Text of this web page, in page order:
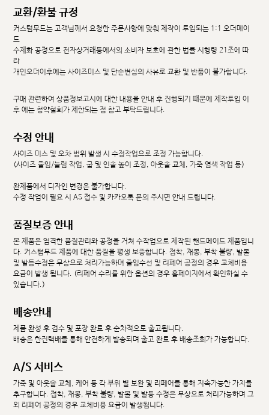
교환/환불 규정
커스텀무드는 고객님께서 요청한 주문사항에 맞춰 제작이 투입되는 1:1 오더메이
드
수제화 공정으로 전자상거래등에서의 소비자 보호에 관한 법률 시행령 21조에 따
라
개인오더이후에는 사이즈미스 및 단순변심의 사유로 교환 및 반품이 불가합니다.
구매 관련하여 상품정보고시에 대한 내용을 안내 후 진행되기 때문에 제작투입 이
후 에는 청약철회가 제한되는 점 참고 부탁드립니다.
수정 안내
사이즈 미스 및 오차 범위 발생 시 수정작업으로 조정 가능합니다.
(사이즈 줄임/늘림 작업, 굽 및 인솔 높이 조정, 아웃솔 교체, 가죽 염색 작업 등)
완제품에서 디자인 변경은 불가합니다.
수정 작업이 필요 시 AS 접수 및 카카오톡 문의 주시면 안내 드립니다.
품질보증 안내
본 제품은 엄격한 품질관리와 공정을 거쳐 수작업으로 제작된 핸드메이드 제품입니
다. 커스텀무드 제품에 대한 품질을 평생 보증합니다. 접착, 재봉, 부착 불량, 발볼
및 발등수정은 무상으로 처리가능하며 줄임수선 및 리페어 공정의 경우 교체비용
요금이 발생 됩니다. (리페어 수리를 위한 옵션의 경우 홈페이지에서 확인하실 수
있습니다.)
배송안내
제품 완성 후 검수 및 포장 완료 후 순차적으로 출고됩니다.
배송은 한진택배를 통해 안전하게 발송되며 출고 완료 후 배송조회가 가능합니다.
A/S 서비스
가죽 및 아웃솔 교체, 케어 등 각 부위 별 보완 및 리페어를 통해 지속가능한 가치를
추구합니다. 접착, 재봉, 부착 불량, 발볼 및 발등 수정은 무상으로 처리가능하며 그
외 리페어 공정의 경우 교체비용 요금이 발생됩니다.